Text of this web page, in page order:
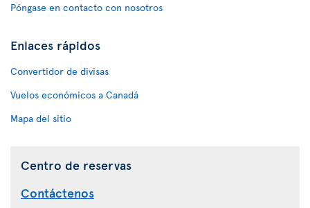
Póngase en contacto con nosotros
Enlaces rápidos
Convertidor de divisas
Vuelos económicos a Canadá
Mapa del sitio
Centro de reservas
Contáctenos